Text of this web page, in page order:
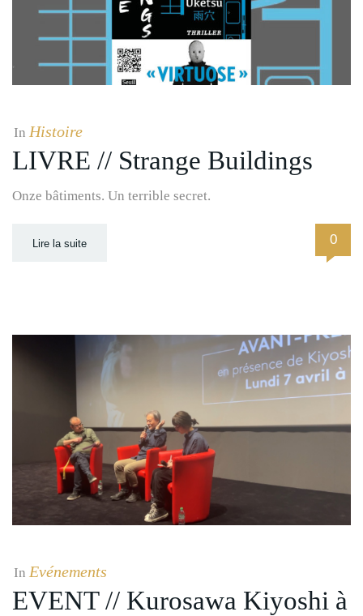
In Histoire
LIVRE // Strange Buildings
Onze bâtiments. Un terrible secret.
Lire la suite 0
In Evénements
EVENT // Kurosawa Kiyoshi à